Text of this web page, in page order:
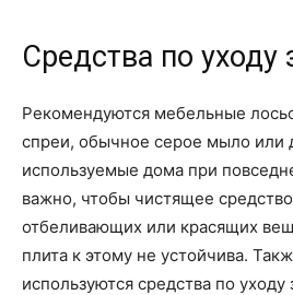
Средства по
Рекомендуются мебельные
спреи, обычное серое мыло или
используемые дома при
важно, чтобы чистящее
отбеливающих или красящих
плита к этому не устойчива.
используются средства по